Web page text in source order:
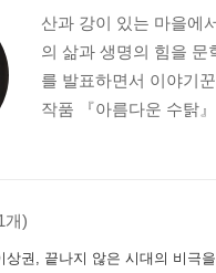
산과 강이 있는 마을에
의 삶과 생명의 힘을 문
를 발표하면서 이야기
작품 『아름다운 수탉
개)
상권, 끝나지 않은 시대의 비극